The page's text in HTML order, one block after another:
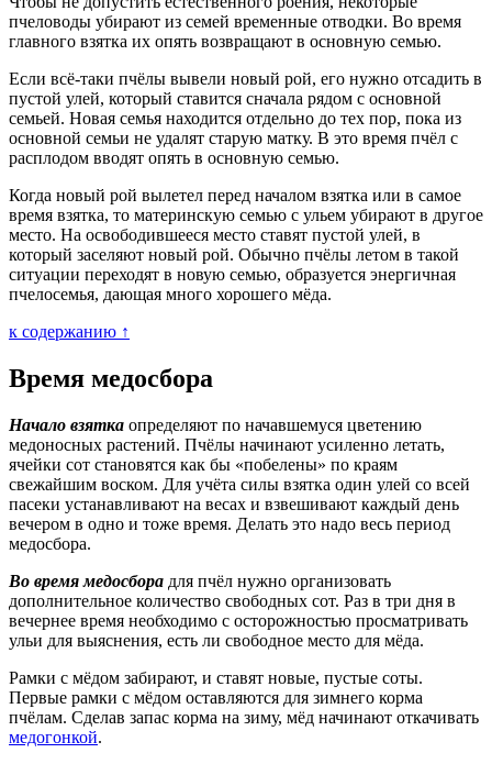
пчеловоды убирают из семей временные отводки. Во время
главного взятка их опять возвращают в основную семью.
Если всё-таки пчёлы вывели новый рой, его нужно отсадить в
пустой улей, который ставится сначала рядом с основной
семьей. Новая семья находится отдельно до тех пор, пока из
основной семьи не удалят старую матку. В это время пчёл с
расплодом вводят опять в основную семью.
Когда новый рой вылетел перед началом взятка или в самое
время взятка, то материнскую семью с ульем убирают в другое
место. На освободившееся место ставят пустой улей, в
который заселяют новый рой. Обычно пчёлы летом в такой
ситуации переходят в новую семью, образуется энергичная
пчелосемья, дающая много хорошего мёда.
к содержанию ↑
Время медосбора
Начало взятка определяют по начавшемуся цветению
медоносных растений. Пчёлы начинают усиленно летать,
ячейки сот становятся как бы «побелены» по краям
свежайшим воском. Для учёта силы взятка один улей со всей
пасеки устанавливают на весах и взвешивают каждый день
вечером в одно и тоже время. Делать это надо весь период
медосбора.
Во время медосбора для пчёл нужно организовать
дополнительное количество свободных сот. Раз в три дня в
вечернее время необходимо с осторожностью просматривать
ульи для выяснения, есть ли свободное место для мёда.
Рамки с мёдом забирают, и ставят новые, пустые соты.
Первые рамки с мёдом оставляются для зимнего корма
пчёлам. Сделав запас корма на зиму, мёд начинают откачивать
медогонкой.